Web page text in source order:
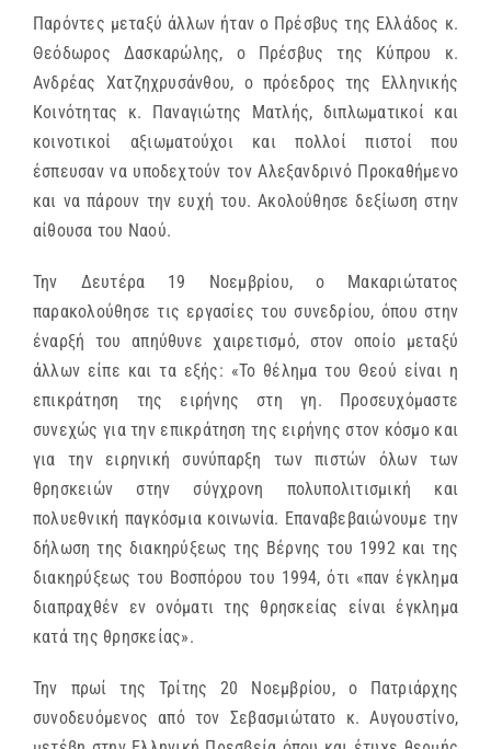
Παρόντες μεταξύ άλλων ήταν ο Πρέσβυς της Ελλάδος κ.
Θεόδωρος Δασκαρώλης, ο Πρέσβυς της Κύπρου κ.
Ανδρέας Χατζηχρυσάνθου, ο πρόεδρος της Ελληνικής
Κοινότητας κ. Παναγιώτης Ματλής, διπλωματικοί και
κοινοτικοί αξιωματούχοι και πολλοί πιστοί που
έσπευσαν να υποδεχτούν τον Αλεξανδρινό Προκαθήμενο
και να πάρουν την ευχή του. Ακολούθησε δεξίωση στην
αίθουσα του Ναού.
Την Δευτέρα 19 Νοεμβρίου, ο Μακαριώτατος
παρακολούθησε τις εργασίες του συνεδρίου, όπου στην
έναρξή του απηύθυνε χαιρετισμό, στον οποίο μεταξύ
άλλων είπε και τα εξής: «Το θέλημα του Θεού είναι η
επικράτηση της ειρήνης στη γη. Προσευχόμαστε
συνεχώς για την επικράτηση της ειρήνης στον κόσμο και
για την ειρηνική συνύπαρξη των πιστών όλων των
θρησκειών στην σύγχρονη πολυπολιτισμική και
πολυεθνική παγκόσμια κοινωνία. Επαναβεβαιώνουμε την
δήλωση της διακηρύξεως της Βέρνης του 1992 και της
διακηρύξεως του Βοσπόρου του 1994, ότι «παν έγκλημα
διαπραχθέν εν ονόματι της θρησκείας είναι έγκλημα
κατά της θρησκείας».
Την πρωί της Τρίτης 20 Νοεμβρίου, ο Πατριάρχης
συνοδευόμενος από τον Σεβασμιώτατο κ. Αυγουστίνο,